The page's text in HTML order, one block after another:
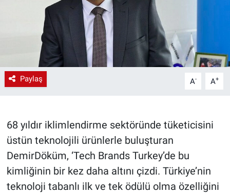
Paylaş A- A+
68 yıldır iklimlendirme sektöründe tüketicisini
üstün teknolojili ürünlerle buluşturan
DemirDöküm, ‘Tech Brands Turkey’de bu
kimliğinin bir kez daha altını çizdi. Türkiye’nin
teknoloji tabanlı ilk ve tek ödülü olma özelliğini